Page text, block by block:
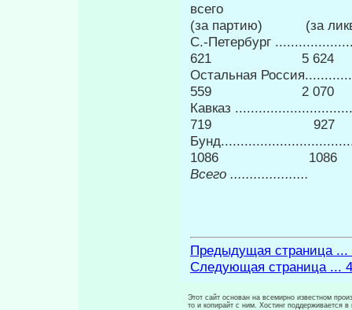
всего
(за партию) (за
С.-
621 5 624
Остальная
559 2 070
Кавказ
719 927
1086 1086
Всего ....................
Предыдущая страница ...
Следующая страница ...
Этот сайт основан на всемирно известном
то и копирайт с ним. Хостинг поддерживается